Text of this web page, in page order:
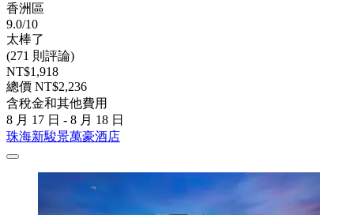
香洲區
9.0/10
太棒了
(271 則評論)
NT$1,918
總價 NT$2,236
含稅金和其他費用
8 月 17 日 - 8 月 18 日
珠海新駿景萬豪酒店